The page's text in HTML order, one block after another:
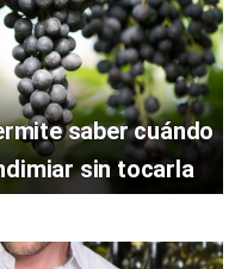
saber cuándo
sin tocarla